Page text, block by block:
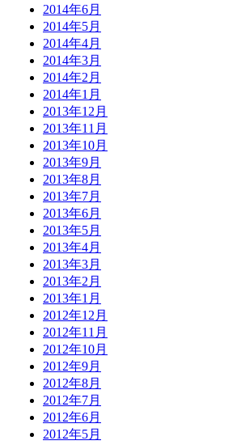
2014年6月
2014年5月
2014年4月
2014年3月
2014年2月
2014年1月
2013年12月
2013年11月
2013年10月
2013年9月
2013年8月
2013年7月
2013年6月
2013年5月
2013年4月
2013年3月
2013年2月
2013年1月
2012年12月
2012年11月
2012年10月
2012年9月
2012年8月
2012年7月
2012年6月
2012年5月